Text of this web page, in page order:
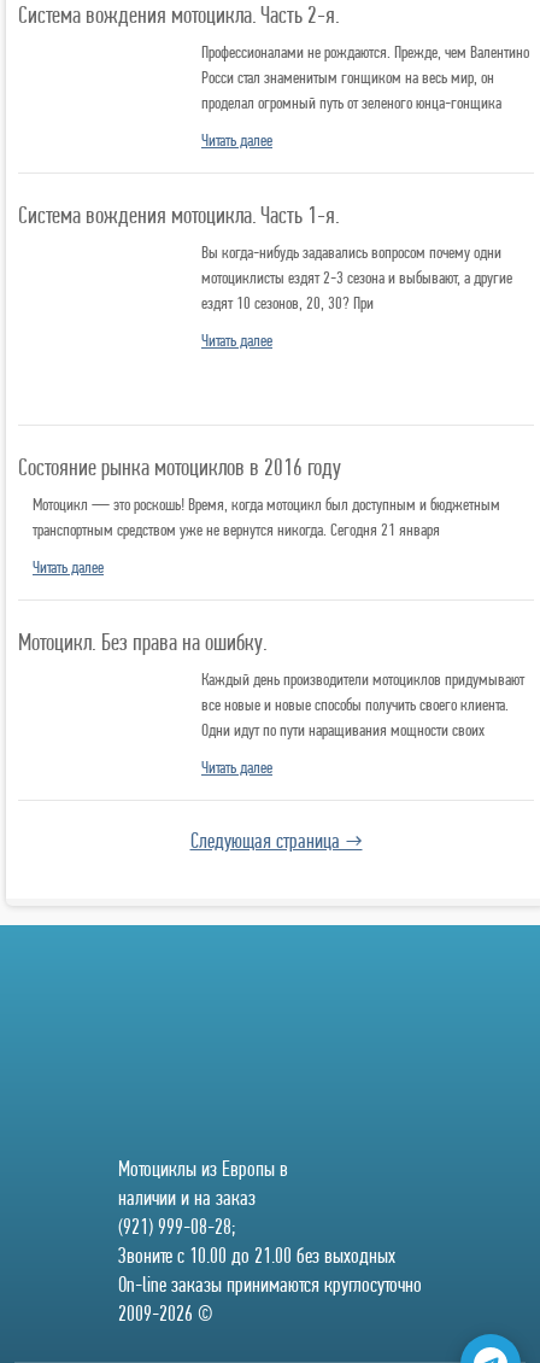
Система вождения мотоцикла. Часть 2-я.
Профессионалами не рождаются. Прежде, чем Валентино
Росси стал знаменитым гонщиком на весь мир, он
проделал огромный путь от зеленого юнца-гонщика
Читать далее
Система вождения мотоцикла. Часть 1-я.
Вы когда-нибудь задавались вопросом почему одни
мотоциклисты ездят 2-3 сезона и выбывают, а другие
ездят 10 сезонов, 20, 30? При
Читать далее
Состояние рынка мотоциклов в 2016 году
Мотоцикл — это роскошь! Время, когда мотоцикл был доступным и бюджетным
транспортным средством уже не вернутся никогда. Сегодня 21 января
Читать далее
Мотоцикл. Без права на ошибку.
Каждый день производители мотоциклов придумывают
все новые и новые способы получить своего клиента.
Одни идут по пути наращивания мощности своих
Читать далее
Следующая страница →
Мотоциклы из Европы в
наличии и на заказ
(921) 999-08-28;
Звоните с 10.00 до 21.00 без выходных
On-line заказы принимаются круглосуточно
2009-2026 ©